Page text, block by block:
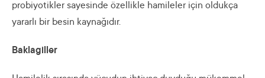
probiyotikler sayesinde özellikle hamileler için oldukça
yararlı bir besin kaynağıdır.
Baklagiller